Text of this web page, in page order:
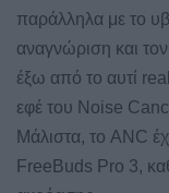
παράλληλα με το
αναγνώριση και
έξω από το αυτί
εφέ του Noise
Μάλιστα, το ANC
FreeBuds Pro 3,